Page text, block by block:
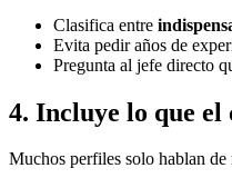
Clasifica entre
Evita pedir años de
Pregunta al jefe directo
4. Incluye lo que el
Muchos perfiles solo hablan de